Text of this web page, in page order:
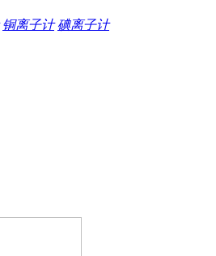
铜离子计 碘离子计